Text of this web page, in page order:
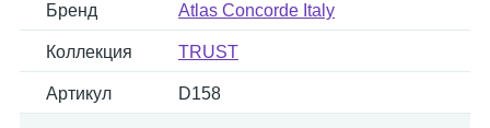
Бренд Atlas Concorde Italy
Коллекция TRUST
Артикул D158